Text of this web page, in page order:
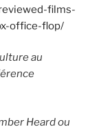
films-
office-flop/
au
Heard ou